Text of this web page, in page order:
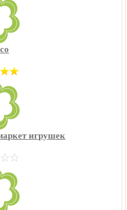
игрушек